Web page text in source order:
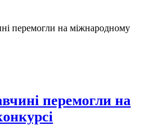
перемогли на міжнародному
перемогли на